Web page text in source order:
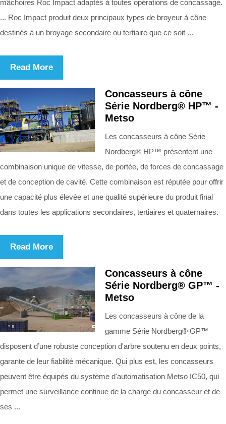
mâchoires Roc Impact adaptés à toutes opérations de concassage.
... Roc Impact produit deux principaux types de broyeur à cône
destinés à un broyage secondaire ou tertiaire que ce soit ...
Read More
Concasseurs à cône
Série Nordberg® HP™ -
Metso
Les concasseurs à cône Série
Nordberg® HP™ présentent une
combinaison unique de vitesse, de portée, de forces de concassage
et de conception de cavité. Cette combinaison est réputée pour offrir
une capacité plus élevée et une qualité supérieure du produit final
dans toutes les applications secondaires, tertiaires et quaternaires.
Read More
Concasseurs à cône
Série Nordberg® GP™ -
Metso
Les concasseurs à cône de la
gamme Série Nordberg® GP™
disposent d’une robuste conception d'arbre soutenu en deux points,
garante de leur fiabilité mécanique. Qui plus est, les concasseurs
peuvent être équipés du système d'automatisation Metso IC50, qui
permet une surveillance continue de la charge du concasseur et de
ses ...